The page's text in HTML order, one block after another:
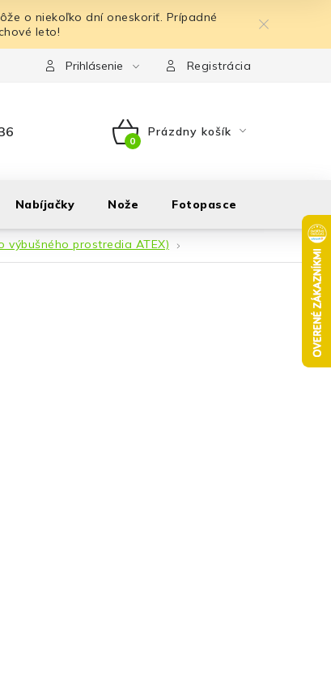
o niekoľko dní oneskoriť. Prípadné
leto!
Prihlásenie Registrácia
NÁKUPNÝ
Prázdny košík
Nabíjačky Nože Fotopasce
výbušného prostredia ATEX)